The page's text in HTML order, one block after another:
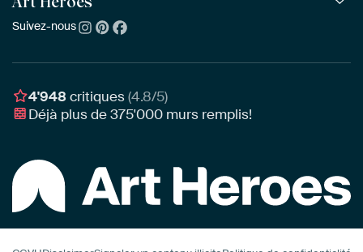
Meilleures ventes
Toile
Questions fréquentes
Commander
Montage & Accrochage
Chèques cadeaux
À propos de nous
Récompenses
Professionnels
Suivez-nous
4'948 critiques(4.8/5)
Déjà plus de375'000 murs remplis!